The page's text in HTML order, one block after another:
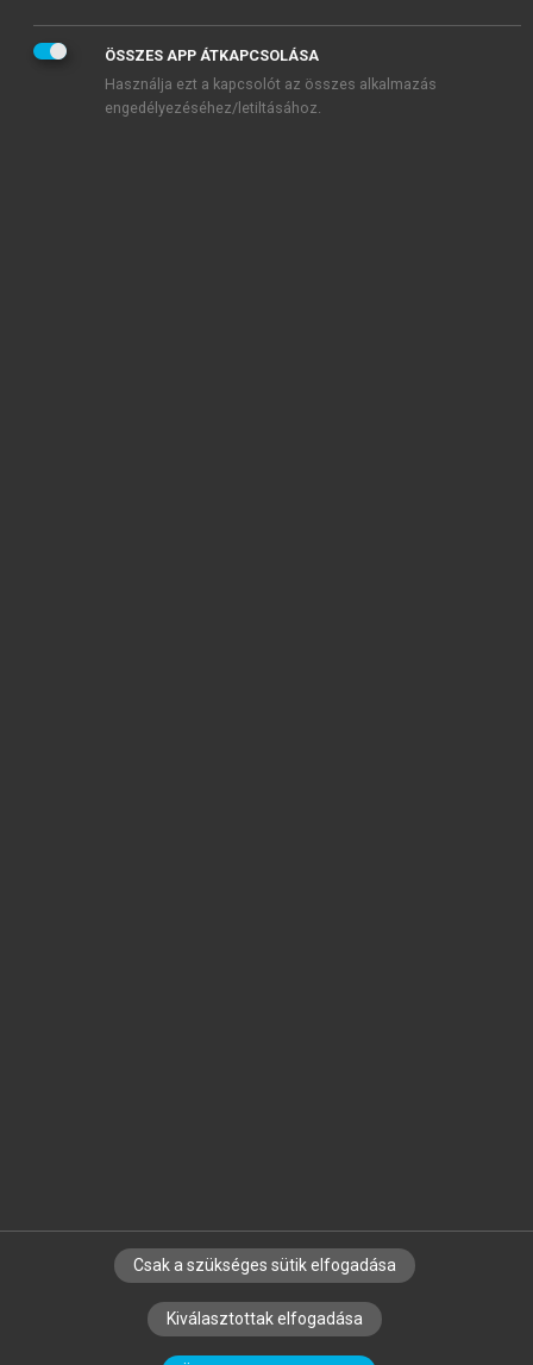
SZERZŐKNEK CÉGEKNEK KÖNYVTÁROSOKNAK
SZERKESZTÉSI ÉS LEKTORÁLÁSI ALAPELVEK
ÖSSZES APP ÁTKAPCSOLÁSA
Használja ezt a kapcsolót az összes alkalmazás
engedélyezéséhez/letiltásához.
Csak a szükséges sütik elfogadása
Kiválasztottak elfogadása